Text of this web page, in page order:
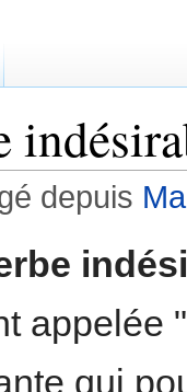
depuis
appelée
qui